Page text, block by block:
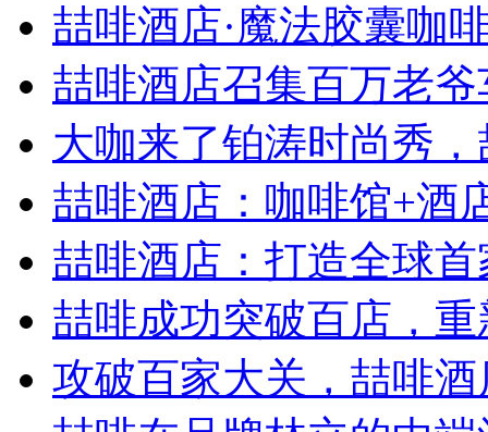
喆啡酒店·魔法胶囊咖
喆啡酒店召集百万老
大咖来了铂涛时尚秀
喆啡酒店：咖啡馆+酒
喆啡酒店：打造全球首
喆啡成功突破百店，重
攻破百家大关，喆啡酒